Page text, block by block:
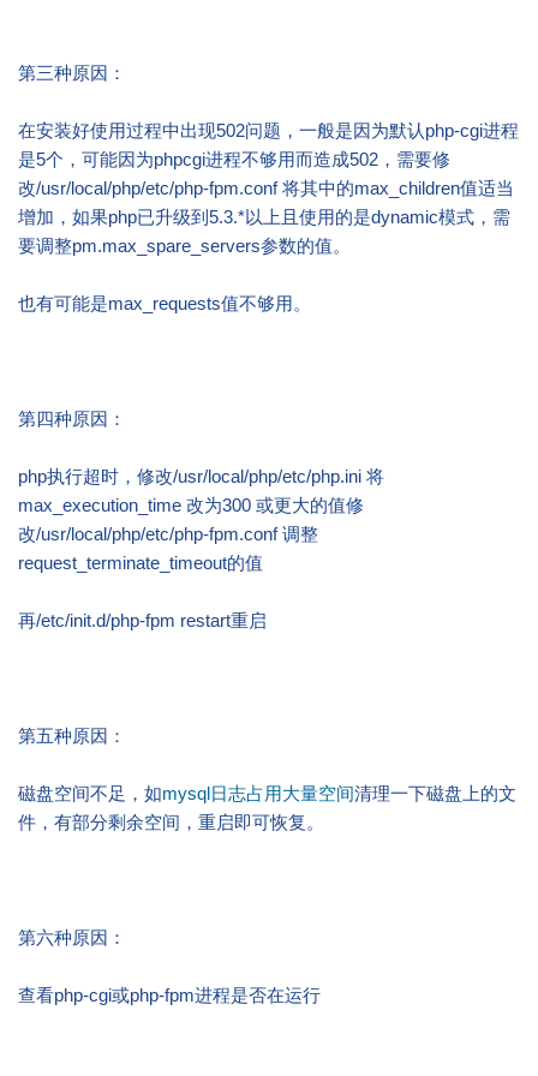
第三种原因：
在安装好使用过程中出现502问题，一般是因为默认php-cgi进程
是5个，可能因为phpcgi进程不够用而造成502，需要修
改/usr/local/php/etc/php-fpm.conf 将其中的max_children值适当
增加，如果php已升级到5.3.*以上且使用的是dynamic模式，需
要调整pm.max_spare_servers参数的值。
也有可能是max_requests值不够用。
第四种原因：
php执行超时，修改/usr/local/php/etc/php.ini 将
max_execution_time 改为300 或更大的值修
改/usr/local/php/etc/php-fpm.conf 调整
request_terminate_timeout的值
再/etc/init.d/php-fpm restart重启
第五种原因：
磁盘空间不足，如mysql日志占用大量空间清理一下磁盘上的文
件，有部分剩余空间，重启即可恢复。
第六种原因：
查看php-cgi或php-fpm进程是否在运行